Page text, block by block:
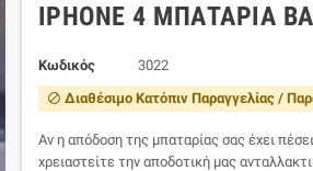
IPHONE 4 ΜΠΑΤΑΡΊΑ
Κωδικός 3022
block Διαθέσιμο Κατόπιν Παραγγελίας /
Αν η απόδοση της μπαταρίας σας έχει
χρειαστείτε την αποδοτική μας